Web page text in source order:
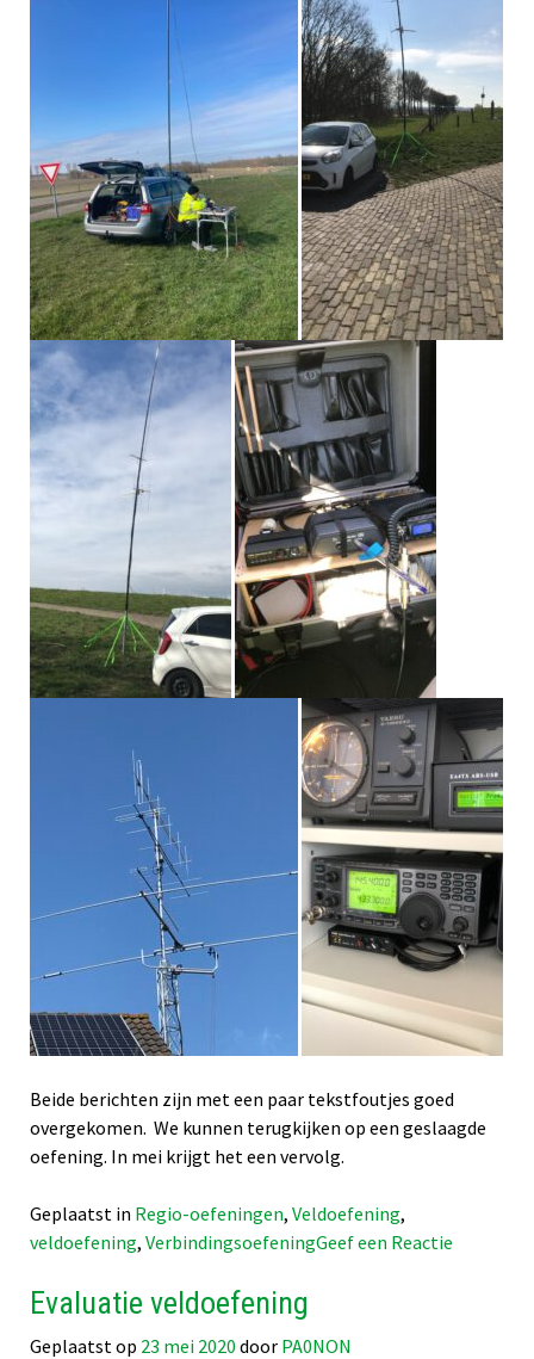
Beide berichten zijn met een paar tekstfoutjes goed
overgekomen. We kunnen terugkijken op een geslaagde
oefening. In mei krijgt het een vervolg.
Geplaatst in Regio-oefeningen, Veldoefening,
veldoefening, VerbindingsoefeningGeef een Reactie
Evaluatie veldoefening
Geplaatst op 23 mei 2020 door PA0NON